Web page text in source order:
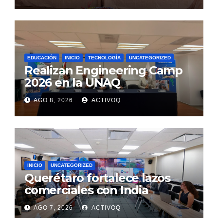
EDUCACIÓN INICIO TECNOLOGÍA UNCATEGORIZED
Realizan Engineering Camp
2026 en la UNAQ
AGO 8, 2026 ACTIVOQ
INICIO UNCATEGORIZED
Querétaro fortalece lazos
comerciales con India
AGO 7, 2026 ACTIVOQ